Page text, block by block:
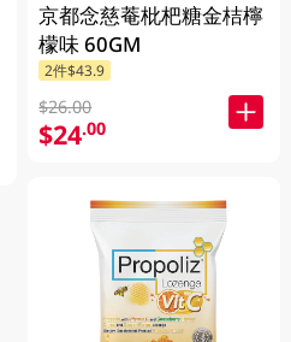
京都念慈菴枇杷糖金桔檸
檬味 60GM
2件$43.9
$26.00
$24.00